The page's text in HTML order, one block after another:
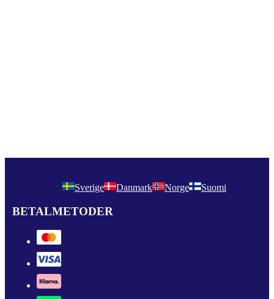
Sverige Danmark Norge Suomi
BETALMETODER